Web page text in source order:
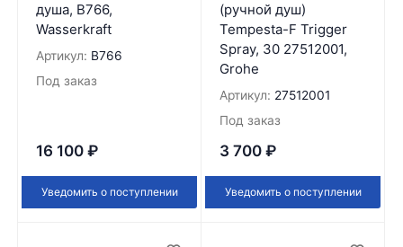
душа, B766,
Wasserkraft
Артикул: B766
Под заказ
16 100 ₽
Уведомить о поступлении
(ручной душ)
Tempesta-F Trigger
Spray, 30 27512001,
Grohe
Артикул: 27512001
Под заказ
3 700 ₽
Уведомить о поступлении